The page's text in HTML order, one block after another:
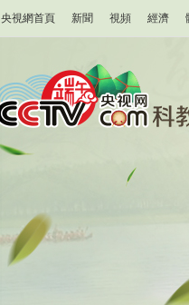
央視網首頁 新聞 視頻 經濟